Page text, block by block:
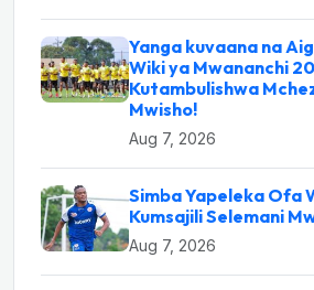
Yanga kuvaana na
Wiki ya Mwananchi
Kutambulishwa
Mwisho!
Aug 7, 2026
Simba Yapeleka Ofa
Kumsajili Selemani
Aug 7, 2026